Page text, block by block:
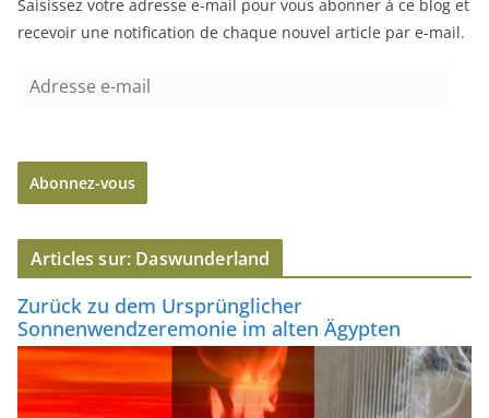
Saisissez votre adresse e-mail pour vous abonner à ce blog et
recevoir une notification de chaque nouvel article par e-mail.
e
e
m
a
Abonnez-vous
Articles sur: Daswunderland
Zurück zu dem Ursprünglicher
Sonnenwendzeremonie im alten Ägypten